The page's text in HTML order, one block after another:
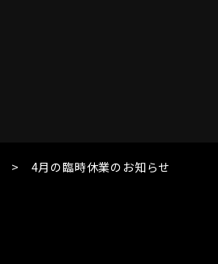
4月の臨時休業のお知らせ